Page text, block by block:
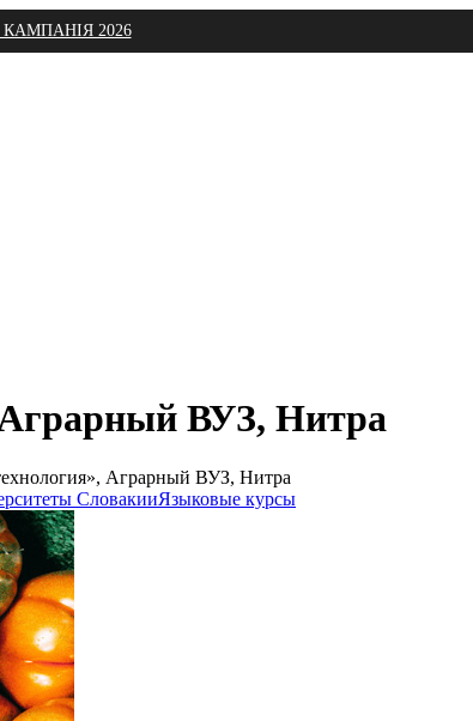
2026
Аграрный ВУЗ, Нитра
Аграрный ВУЗ, Нитра
СловакииЯзыковые курсы